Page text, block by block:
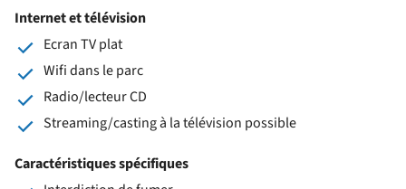
Internet et télévision
Ecran TV plat
Wifi dans le parc
Radio/lecteur CD
Streaming/casting à la télévision possible
Caractéristiques spécifiques